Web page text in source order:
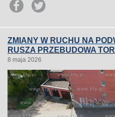
ZMIANY W RUCHU NA
RUSZA PRZEBUDOWA
8 maja 2026